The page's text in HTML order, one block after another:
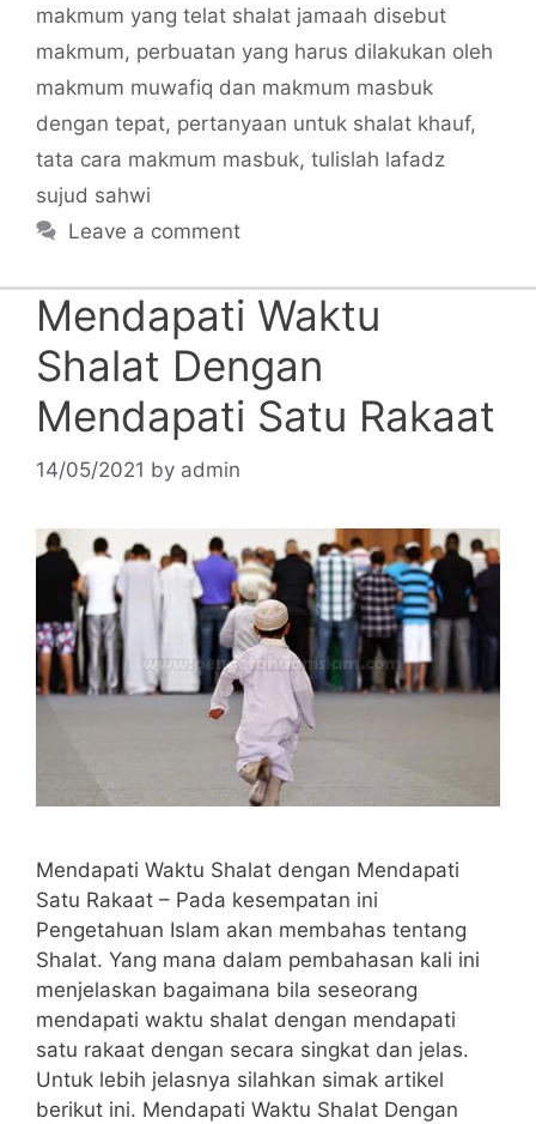
makmum yang telat shalat jamaah disebut
makmum, perbuatan yang harus dilakukan oleh
makmum muwafiq dan makmum masbuk
dengan tepat, pertanyaan untuk shalat khauf,
tata cara makmum masbuk, tulislah lafadz
sujud sahwi
Leave a comment
Mendapati Waktu
Shalat Dengan
Mendapati Satu Rakaat
14/05/2021 by admin
Mendapati Waktu Shalat dengan Mendapati
Satu Rakaat – Pada kesempatan ini
Pengetahuan Islam akan membahas tentang
Shalat. Yang mana dalam pembahasan kali ini
menjelaskan bagaimana bila seseorang
mendapati waktu shalat dengan mendapati
satu rakaat dengan secara singkat dan jelas.
Untuk lebih jelasnya silahkan simak artikel
berikut ini. Mendapati Waktu Shalat Dengan